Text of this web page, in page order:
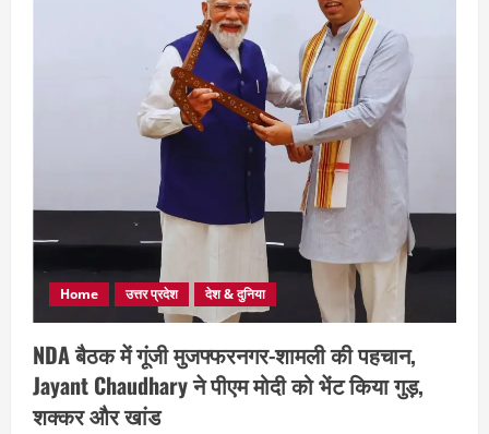
Home उत्तर प्रदेश देश & दुनिया
NDA बैठक में गूंजी मुजफ्फरनगर-शामली की पहचान,
Jayant Chaudhary ने पीएम मोदी को भेंट किया गुड़,
शक्कर और खांड